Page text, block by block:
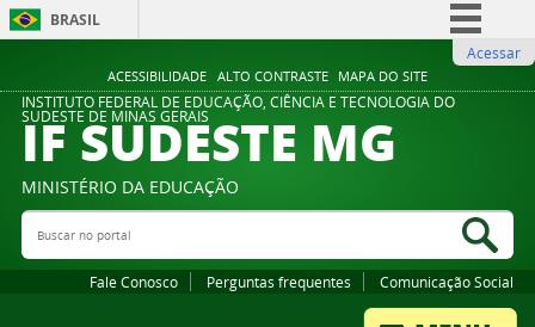
ACESSIBILIDADE ALTO CONTRASTE MAPA DO SITE
BRASIL
Comunica BR
Participe
Legislação
Acessar
INSTITUTO FEDERAL DE EDUCAÇÃO, CIÊNCIA E TECNOLOGIA DO
SUDESTE DE MINAS GERAIS
IF SUDESTE MG
MINISTÉRIO DA EDUCAÇÃO
Buscar no portal
Fale Conosco Perguntas frequentes Comunicação Social